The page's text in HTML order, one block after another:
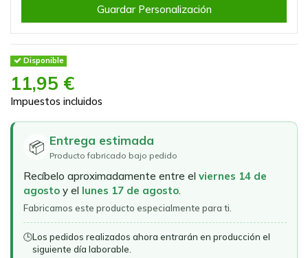
Guardar Personalización
Disponible
11,95 €
Impuestos incluidos
📦 Entrega estimada
Producto fabricado bajo pedido
Recíbelo aproximadamente entre el viernes 14 de
agosto y el lunes 17 de agosto.
Fabricamos este producto especialmente para ti.
🕒Los pedidos realizados ahora entrarán en producción el
siguiente día laborable.